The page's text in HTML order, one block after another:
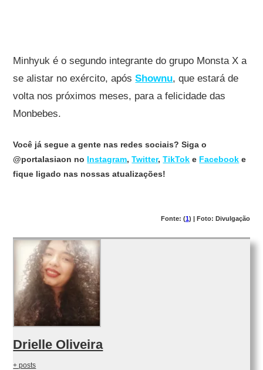
Minhyuk é o segundo integrante do grupo Monsta X a
se alistar no exército, apósShownu, que estará de
volta nos próximos meses, para a felicidade das
Monbebes.
Você já segue a gente nas redes sociais? Siga o
@portalasiaon no Instagram,Twitter, TikTok e Facebook e
fique ligado nas nossas atualizações!
Fonte: (1) | Foto: Divulgação
Drielle Oliveira
+ posts